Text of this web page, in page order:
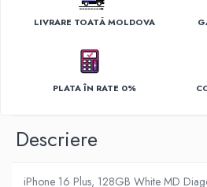
LIVRARE TOATĂ MOLDOVA
PLATA ÎN RATE 0%
Descriere
iPhone 16 Plus, 128GB White MD